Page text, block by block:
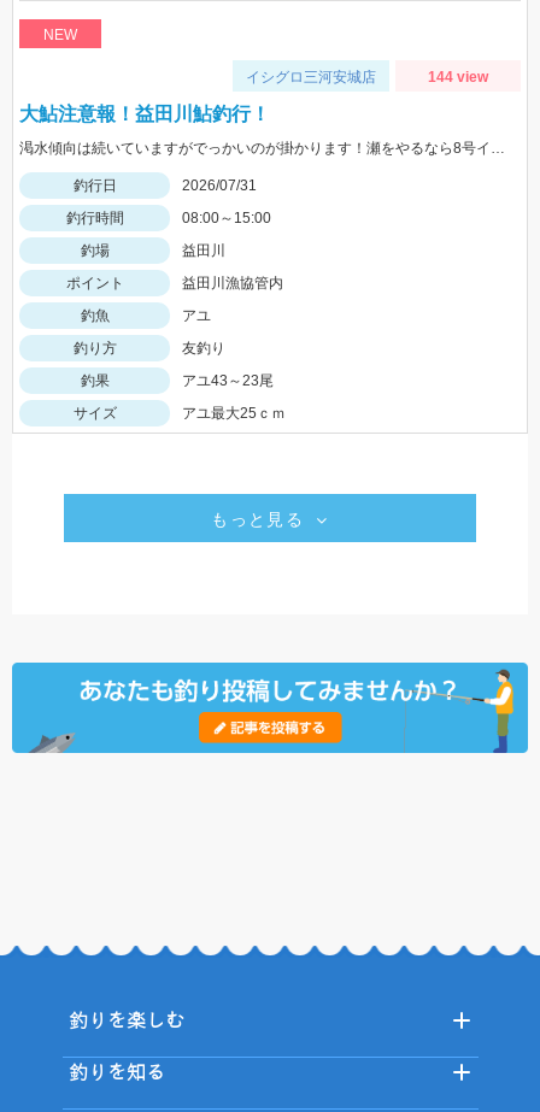
NEW
イシグロ三河安城店 144 view
大鮎注意報！益田川鮎釣行！
釣行日
2026/07/31
釣行時間
08:00～15:00
釣場
益田川
ポイント
益田川漁協管内
釣魚
アユ
釣り方
友釣り
釣果
アユ43～23尾
サイズ
アユ最大25ｃｍ
もっと見る
釣りを楽しむ
釣りを知る